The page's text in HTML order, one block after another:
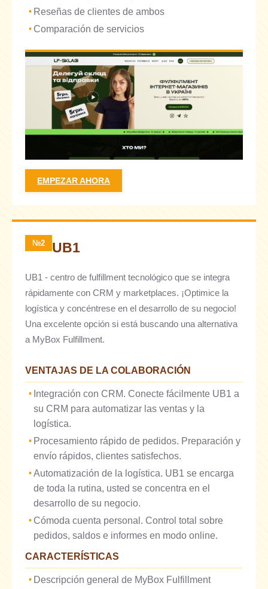
Reseñas de clientes de ambos
Comparación de servicios
EMPEZAR AHORA
№2 UB1
UB1 - centro de fulfillment tecnológico que se integra
rápidamente con CRM y marketplaces. ¡Optimice la
logística y concéntrese en el desarrollo de su negocio!
Una excelente opción si está buscando una alternativa
a MyBox Fulfillment.
VENTAJAS DE LA COLABORACIÓN
Integración con CRM. Conecte fácilmente UB1 a
su CRM para automatizar las ventas y la
logística.
Procesamiento rápido de pedidos. Preparación y
envío rápidos, clientes satisfechos.
Automatización de la logística. UB1 se encarga
de toda la rutina, usted se concentra en el
desarrollo de su negocio.
Cómoda cuenta personal. Control total sobre
pedidos, saldos e informes en modo online.
CARACTERÍSTICAS
Descripción general de MyBox Fulfillment